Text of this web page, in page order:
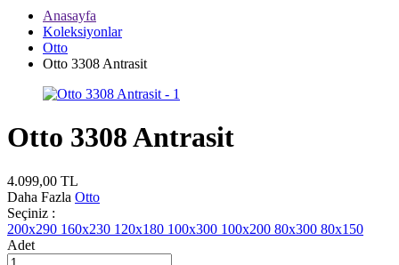
Anasayfa
Koleksiyonlar
Otto
Otto 3308 Antrasit
Otto 3308 Antrasit
4.099,00 TL
Daha Fazla Otto
Seçiniz :
200x290 160x230 120x180 100x300 100x200 80x300 80x150
Adet